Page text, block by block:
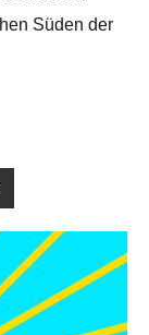
Süden der